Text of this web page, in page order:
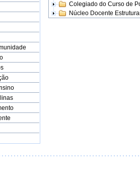
Colegiado do Curso de
Núcleo Docente